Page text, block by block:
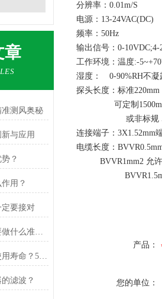
章
测风奥秘
与应用
？
用？
要接对
防护型压力变送器检验前要做什么准备？
如何延长防爆温度传感器使用寿命？5个高危环境保养技巧
滤波？
分辨率：0.01m/S
电源：13-24VAC(DC)
频率：50Hz
输出信号：0-10VDC;4-
工作环境：温度:-
湿度： 0-90%RH不凝
探头长度：标准220mm
可定制
或非标规
连接端子：3X1.52mm
电缆长度：
BVVR1mm2 允许
BVVR1.5mm2
产品：
您的单位：